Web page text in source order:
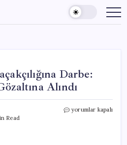
Darbe:
Alındı
Read
Sudan’a
yorumlar kapalı